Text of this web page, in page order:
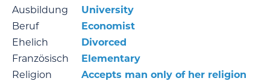
Ausbildung
University
Beruf
Economist
Ehelich
Divorced
Französisch
Elementary
Religion
Accepts man only of her religion